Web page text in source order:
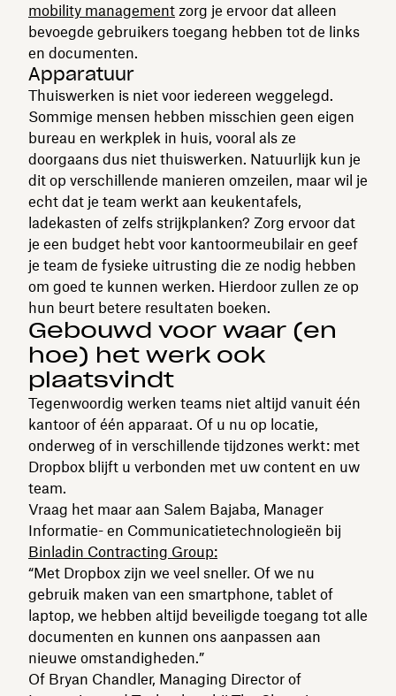
mobility management zorg je ervoor dat alleen
bevoegde gebruikers toegang hebben tot de links
en documenten.
Apparatuur
Thuiswerken is niet voor iedereen weggelegd.
Sommige mensen hebben misschien geen eigen
bureau en werkplek in huis, vooral als ze
doorgaans dus niet thuiswerken. Natuurlijk kun je
dit op verschillende manieren omzeilen, maar wil je
echt dat je team werkt aan keukentafels,
ladekasten of zelfs strijkplanken? Zorg ervoor dat
je een budget hebt voor kantoormeubilair en geef
je team de fysieke uitrusting die ze nodig hebben
om goed te kunnen werken. Hierdoor zullen ze op
hun beurt betere resultaten boeken.
Gebouwd voor waar (en
hoe) het werk ook
plaatsvindt
Tegenwoordig werken teams niet altijd vanuit één
kantoor of één apparaat. Of u nu op locatie,
onderweg of in verschillende tijdzones werkt: met
Dropbox blijft u verbonden met uw content en uw
team.
Vraag het maar aan Salem Bajaba, Manager
Informatie- en Communicatietechnologieën bij
Binladin Contracting Group:
“Met Dropbox zijn we veel sneller. Of we nu
gebruik maken van een smartphone, tablet of
laptop, we hebben altijd beveiligde toegang tot alle
documenten en kunnen ons aanpassen aan
nieuwe omstandigheden.”
Of Bryan Chandler, Managing Director of